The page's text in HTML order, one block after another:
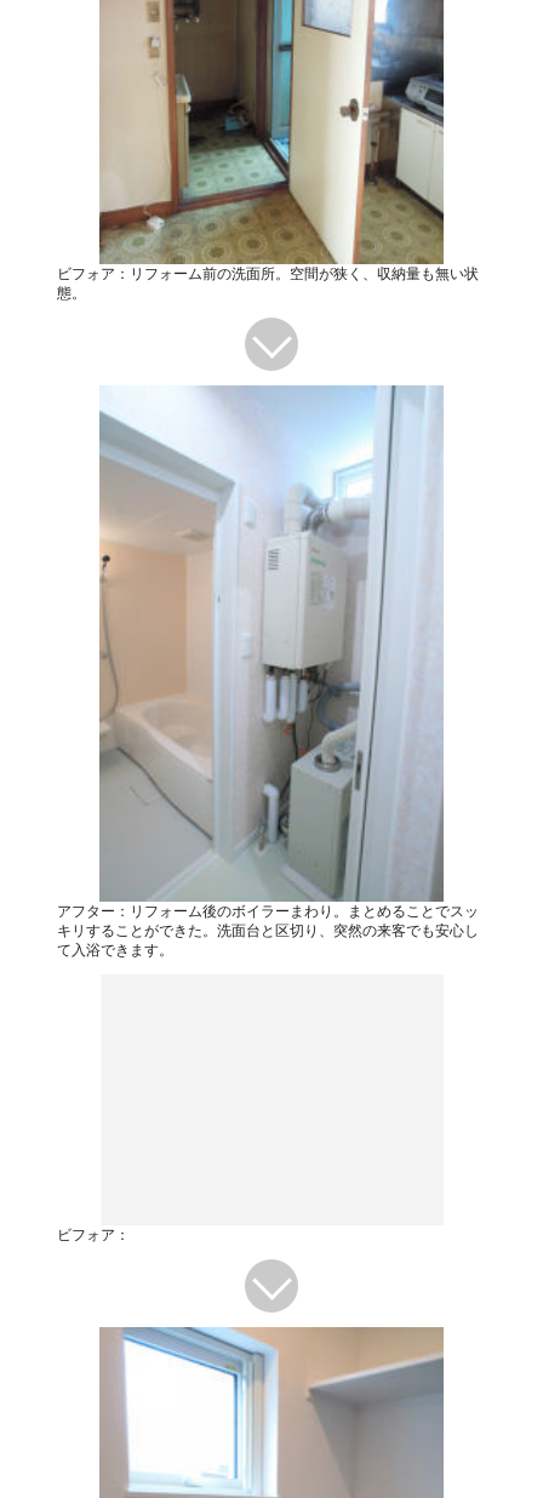
ビフォア：リフォーム前の洗面所。空間が狭く、収納量も無い状
態。
アフター：リフォーム後のボイラーまわり。まとめることでスッ
キリすることができた。洗面台と区切り、突然の来客でも安心し
て入浴できます。
ビフォア：